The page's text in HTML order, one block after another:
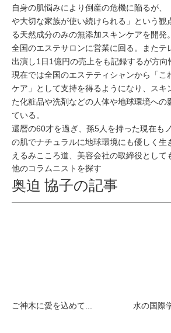
自身の肌悩みにより倒産の危機に陥るが、
や大切な家族が使い続けられる」という観
る天然成分のみの無添加スキンケアを開発。
全国のエステサロンに営業に回る。またテ
出演し1日1億円の売上をも記録するが方向
現在では全国のエステティシャンから「こ
ケア」として支持を得るようになり、スキ
た化粧品や洗剤などの人体や地球環境への
ている。
還暦の60才を過ぎ、孫5人を持った現在も
の肌でナチュラルに地球環境にも優しく生
えるみこころ道、美容会社の取締役として
他のコラムニストを探す
奥迫 協子の記事
ご神木に愛を込めて... 水の国際